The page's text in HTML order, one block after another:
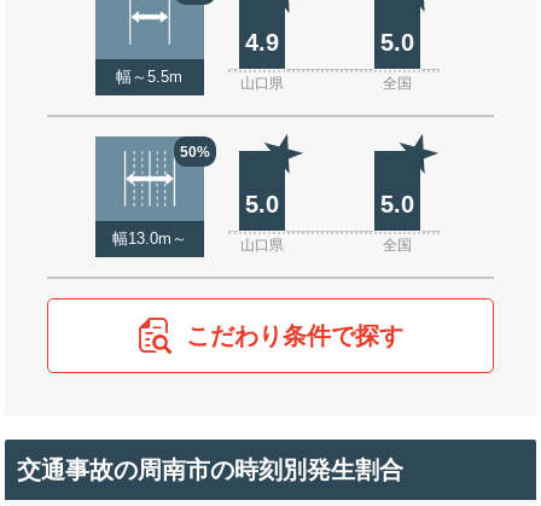
幅～5.5m
4.9 5.0
山口県 全国
50%
幅13.0m～
5.0 5.0
山口県 全国
こだわり条件で探す
交通事故の周南市の時刻別発生割合